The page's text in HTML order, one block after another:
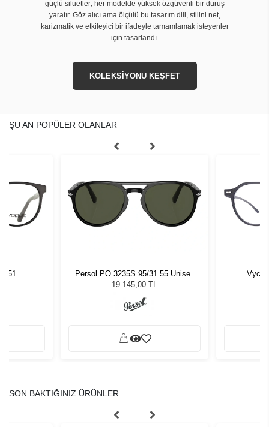
güçlü siluetler; her modelde yüksek özgüvenli bir duruş
yaratır. Göz alıcı ama ölçülü bu tasarım dili, stilini net,
karizmatik ve etkileyici bir ifadeyle tamamlamak isteyenler
için tasarlandı.
KOLEKSİYONU KEŞFET
ŞU AN POPÜLER OLANLAR
51
Persol PO 3235S 95/31 55 Unisex
Güneş Gözlüğü
19.145,00 TL
SON BAKTIĞINIZ ÜRÜNLER